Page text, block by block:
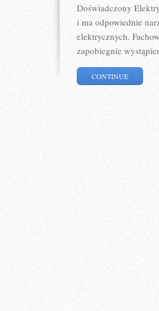
Doświadczony
i ma odpowiednie
elektrycznych.
zapobiegnie
CONTINUE